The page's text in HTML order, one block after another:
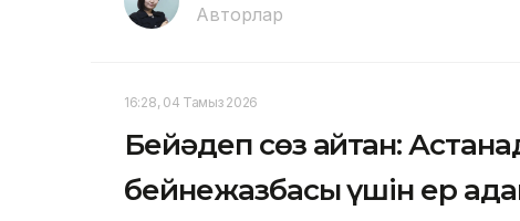
Авторлар
16:28, 04 Тамыз 2026
Бейәдеп сөз айтқан:
бейнежазбасы үшін ер